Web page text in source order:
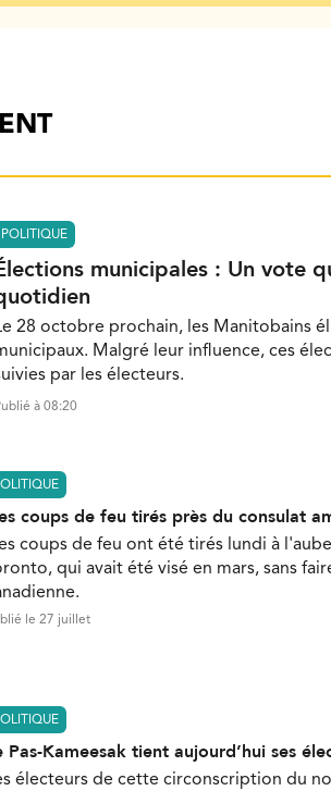
POLITIQUE
municipales : Un vote
28 octobre prochain, les Manitobains
Malgré leur influence, ces
par les électeurs.
à 08:20
coups de feu tirés près du consulat
coups de feu ont été tirés lundi à
qui avait été visé en mars, sans
le 27 juillet
Pas-Kameesak tient aujourd’hui ses
électeurs de cette circonscription du